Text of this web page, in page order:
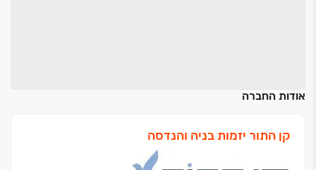
אודות החברה
קן התור יזמות בניה והנדסה